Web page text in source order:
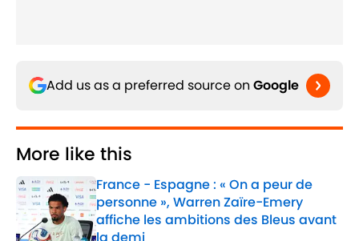
Add us as a preferred source on Google
More like this
France - Espagne : « On a peur de
personne », Warren Zaïre-Emery
affiche les ambitions des Bleus avant